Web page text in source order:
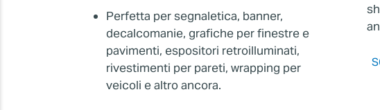
Perfetta per segnaletica, banner,
decalcomanie, grafiche per finestre e
pavimenti, espositori retroilluminati,
rivestimenti per pareti, wrapping per
veicoli e altro ancora.